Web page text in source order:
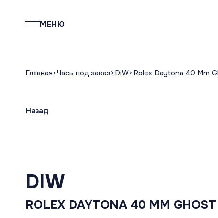
МЕНЮ
Главная Часы под заказ DiW Rolex Daytona 40 Mm
Назад
DIW
ROLEX DAYTONA 40 MM GHOST